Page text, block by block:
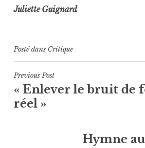
Juliette Guignard
Posté dans Critique
Navigation
de
l’article
Previous Post
« Enlever le bruit de
réel »
Hymne